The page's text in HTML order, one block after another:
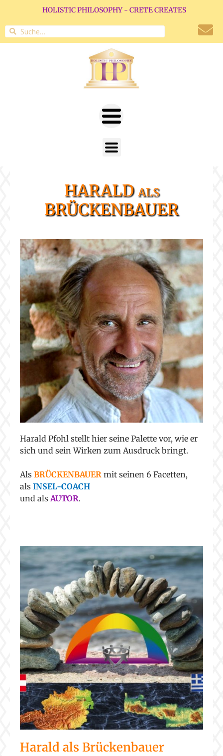
HOLISTIC PHILOSOPHY - CRETE CREATES
HARALD als
BRÜCKENBAUER
Harald Pfohl stellt hier seine Palette vor, wie er
sich und sein Wirken zum Ausdruck bringt.
Als BRÜCKENBAUER mit seinen 6 Facetten,
als INSEL-COACH
und alsAUTOR.
Harald als Brückenbauer